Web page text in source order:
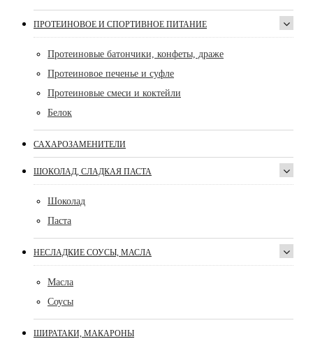
ПРОТЕИНОВОЕ И СПОРТИВНОЕ ПИТАНИЕ
Протеиновые батончики, конфеты, драже
Протеиновое печенье и суфле
Протеиновые смеси и коктейли
Белок
САХАРОЗАМЕНИТЕЛИ
ШОКОЛАД, СЛАДКАЯ ПАСТА
Шоколад
Паста
НЕСЛАДКИЕ СОУСЫ, МАСЛА
Масла
Соусы
ШИРАТАКИ, МАКАРОНЫ